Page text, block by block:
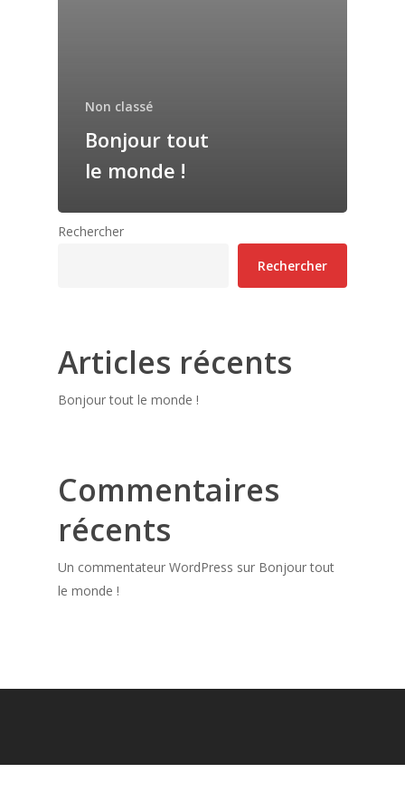
Non classé
Bonjour tout
le monde !
Rechercher
Rechercher
Articles récents
Bonjour tout le monde !
Commentaires
récents
Un commentateur WordPress sur Bonjour tout
le monde !